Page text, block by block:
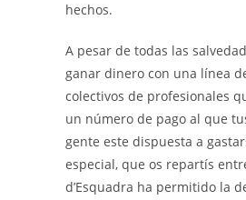
hechos.
A pesar de todas las
ganar dinero con una línea
colectivos de profesionales
un número de pago al que
gente este dispuesta a
especial, que os repartís
d’Esquadra ha permitido la